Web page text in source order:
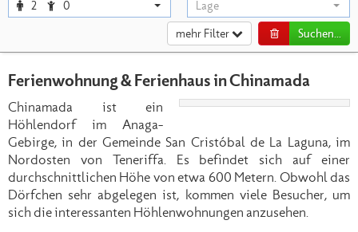
2 0 Lage
Suchen...
mehr Filter
Ferienwohnung & Ferienhaus in Chinamada
Chinamada ist ein
Höhlendorf im Anaga-
Gebirge, in der Gemeinde San Cristóbal de La Laguna, im
Nordosten von Teneriffa. Es befindet sich auf einer
durchschnittlichen Höhe von etwa 600 Metern. Obwohl das
Dörfchen sehr abgelegen ist, kommen viele Besucher, um
sich die interessanten Höhlenwohnungen anzusehen.